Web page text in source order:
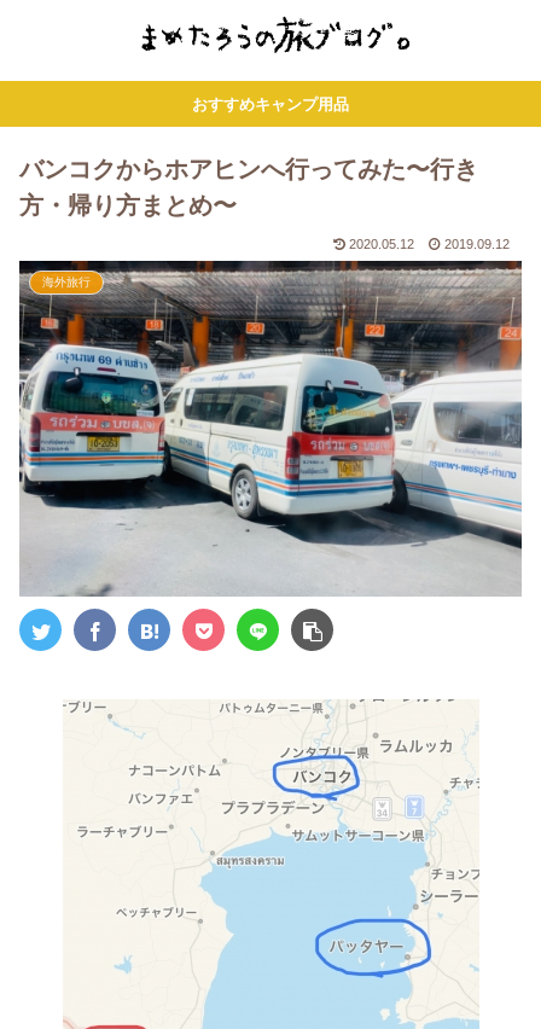
おすすめキャンプ用品
バンコクからホアヒンへ行ってみた〜行き
方・帰り方まとめ〜
2020.05.12 2019.09.12
海外旅行